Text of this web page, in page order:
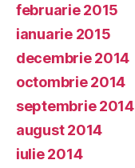
februarie 2015
ianuarie 2015
decembrie 2014
octombrie 2014
septembrie 2014
august 2014
iulie 2014